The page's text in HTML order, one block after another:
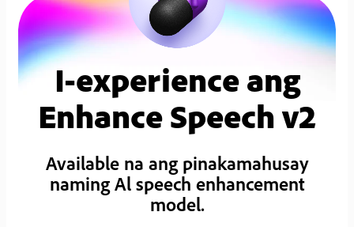
I-experience ang
Enhance Speech v2
Available na ang pinakamahusay
naming Al speech enhancement
model.